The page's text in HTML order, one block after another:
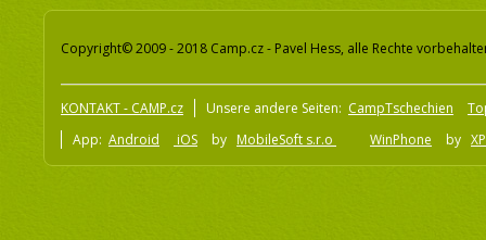
Copyright© 2009 - 2018 Camp.cz - Pavel Hess, alle Rechte
KONTAKT - CAMP.cz Unsere andere Seiten: CampTschechien
App: Android iOS by MobileSoft s.r.o WinPhone by